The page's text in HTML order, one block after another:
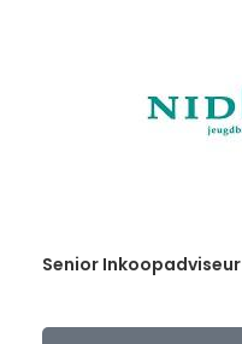
Senior Inkoopadviseur